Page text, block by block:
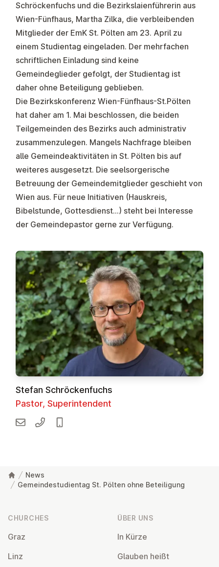
Schröckenfuchs und die Bezirkslaienführerin aus
Wien-Fünfhaus, Martha Zilka, die verbleibenden
Mitglieder der EmK St. Pölten am 23. April zu
einem Studientag eingeladen. Der mehrfachen
schriftlichen Einladung sind keine
Gemeindeglieder gefolgt, der Studientag ist
daher ohne Beteiligung geblieben.
Die Bezirkskonferenz Wien-Fünfhaus-St.Pölten
hat daher am 1. Mai beschlossen, die beiden
Teilgemeinden des Bezirks auch administrativ
zusammenzulegen. Mangels Nachfrage bleiben
alle Gemeindeaktivitäten in St. Pölten bis auf
weiteres ausgesetzt. Die seelsorgerische
Betreuung der Gemeindemitglieder geschieht von
Wien aus. Für neue Initiativen (Hauskreis,
Bibelstunde, Gottesdienst…) steht bei Interesse
der Gemeindepastor gerne zur Verfügung.
Stefan Schröckenfuchs
Pastor, Superintendent
News
Gemeindestudientag St. Pölten ohne Beteiligung
CHURCHES
Graz
Linz
ÜBER UNS
In Kürze
Glauben heißt